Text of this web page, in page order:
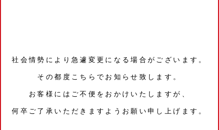
社会情勢により急遽変更になる場合がございます。
その都度こちらでお知らせ致します。
お客様にはご不便をおかけいたしますが、
何卒ご了承いただきますようお願い申し上げます。